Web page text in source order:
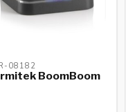
08182
BoomBoom